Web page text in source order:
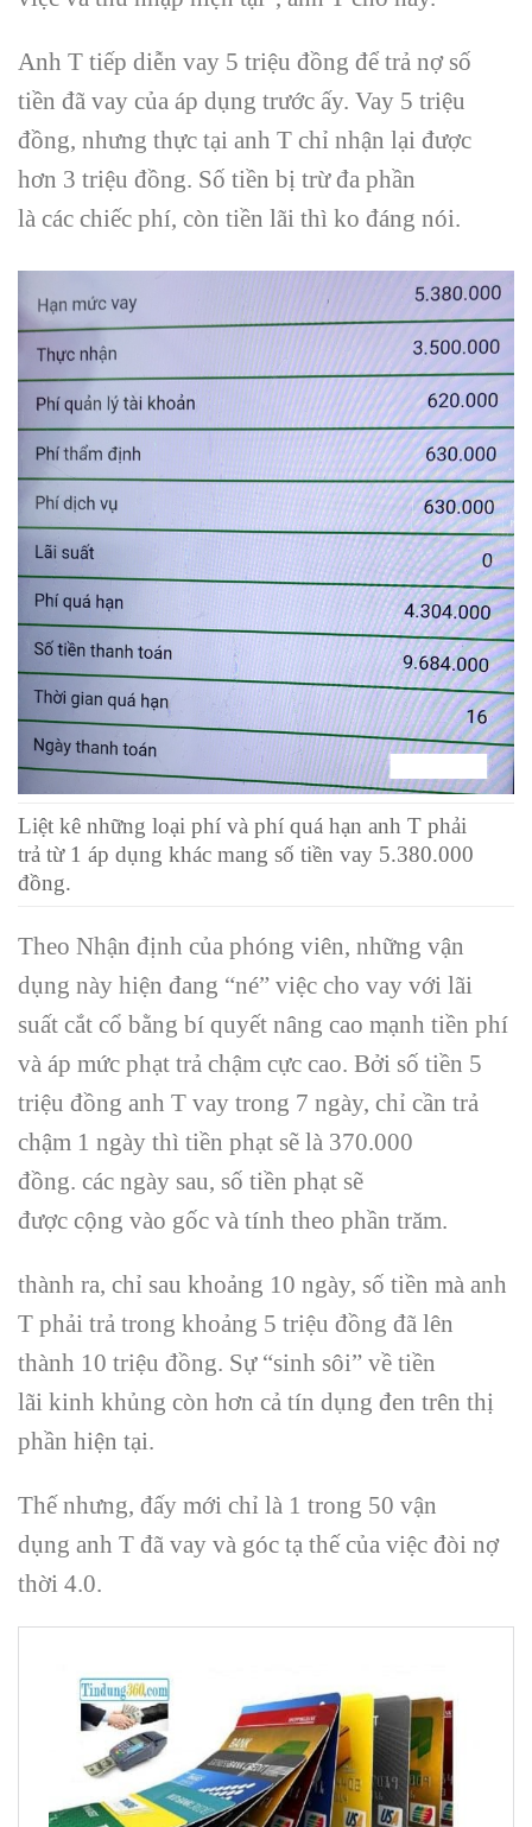
Anh T tiếp diễn vay 5 triệu đồng để trả nợ số
tiền đã vay của áp dụng trước ấy. Vay 5 triệu
đồng, nhưng thực tại anh T chỉ nhận lại được
hơn 3 triệu đồng. Số tiền bị trừ đa phần
là các chiếc phí, còn tiền lãi thì ko đáng nói.
Liệt kê những loại phí và phí quá hạn anh T phải
trả từ 1 áp dụng khác mang số tiền vay 5.380.000
đồng.
Theo Nhận định của phóng viên, những vận
dụng này hiện đang “né” việc cho vay với lãi
suất cắt cổ bằng bí quyết nâng cao mạnh tiền phí
và áp mức phạt trả chậm cực cao. Bởi số tiền 5
triệu đồng anh T vay trong 7 ngày, chỉ cần trả
chậm 1 ngày thì tiền phạt sẽ là 370.000
đồng. các ngày sau, số tiền phạt sẽ
được cộng vào gốc và tính theo phần trăm.
thành ra, chỉ sau khoảng 10 ngày, số tiền mà anh
T phải trả trong khoảng 5 triệu đồng đã lên
thành 10 triệu đồng. Sự “sinh sôi” về tiền
lãi kinh khủng còn hơn cả tín dụng đen trên thị
phần hiện tại.
Thế nhưng, đấy mới chỉ là 1 trong 50 vận
dụng anh T đã vay và góc tạ thếcủa việc đòi nợ
thời 4.0.